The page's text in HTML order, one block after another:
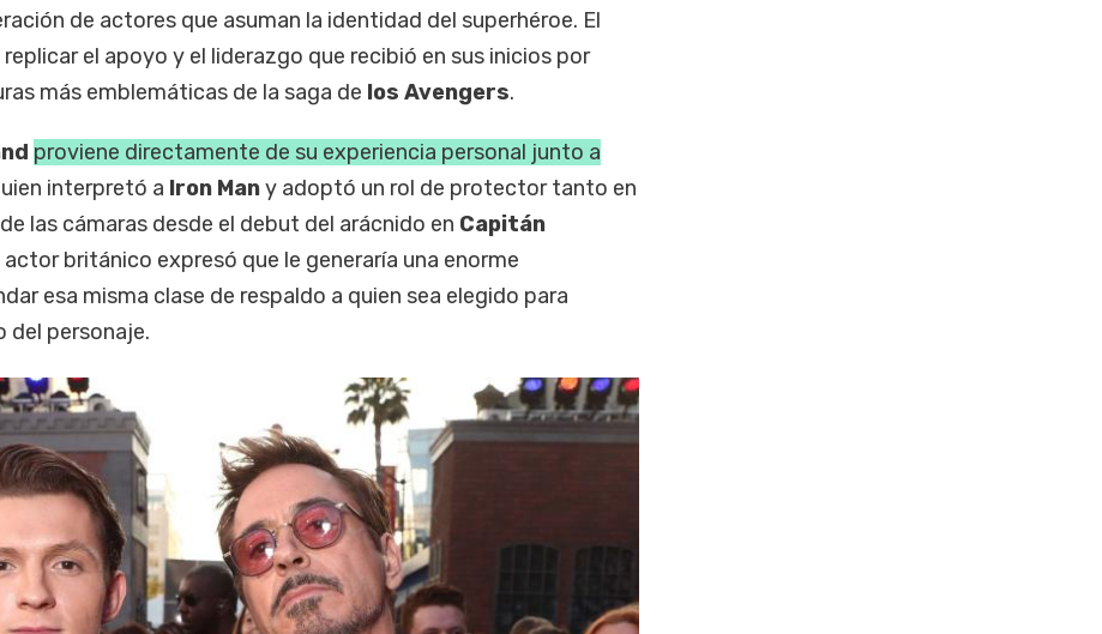
de actores que asuman la identidad del superhéroe. El
el apoyo y el liderazgo que recibió en sus inicios por
más emblemáticas de la saga de los Avengers.
proviene directamente de su experiencia personal junto a
interpretó a Iron Many adoptó un rol de protector tanto en
las cámaras desde el debut del arácnido en Capitán
actor británico expresó que le generaría una enorme
esa misma clase de respaldo a quien sea elegido para
del personaje.